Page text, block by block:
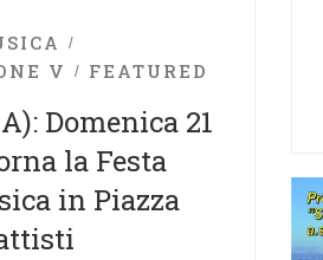
V
FEATURED
Domenica 21
la Festa
in Piazza